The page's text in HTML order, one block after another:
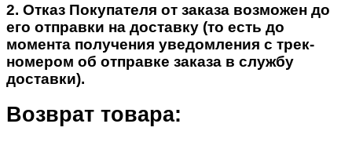
2. Отказ Покупателя от заказа возможен до
его отправки на доставку (то есть до
момента получения уведомления с трек-
номером об отправке заказа в службу
доставки).
Возврат товара: